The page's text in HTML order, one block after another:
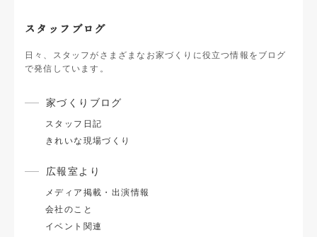
スタッフブログ
日々、スタッフがさまざまなお家づくりに役立つ情報をブログ
で発信しています。
家づくりブログ
スタッフ日記
きれいな現場づくり
広報室より
メディア掲載・出演情報
会社のこと
イベント関連